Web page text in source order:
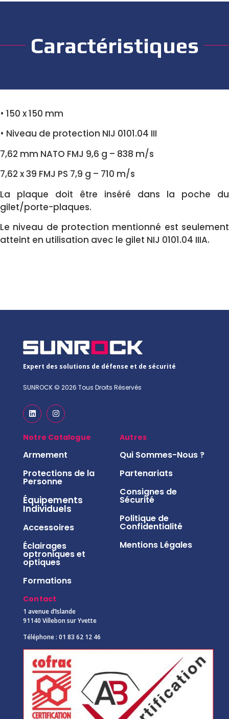
Caractéristiques
• 150 x 150 mm
• Niveau de protection NIJ 0101.04 III
7,62 mm NATO FMJ 9,6 g – 838 m/s
7,62 x 39 FMJ PS 7,9 g – 710 m/s
La plaque doit être inséré dans la poche du
gilet/porte-plaques.
Le niveau de protection mentionné est seulement
atteint en utilisation avec le gilet NIJ 0101.04 IIIA.
Expert des solutions de défense et de sécurité
SUNROCK © 2026 Tous Droits Réservés
Notre Catalogue
Armement
Protections de la
Personne
Équipements
Individuels
Accessoires
Éclairages
optroniques et
optiques
Formations
Autres
Qui Sommes-Nous ?
Partenariats
Consignes de
Sécurité
Politique de
Confidentialité
Mentions Légales
Contact
1 avenue d’Islande
91140 Villebon sur Yvette
Téléphone : 01 83 62 12 46